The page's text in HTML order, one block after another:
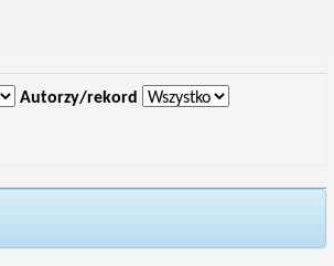
Autorzy/rekord